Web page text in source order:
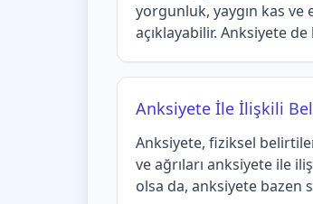
yorgunluk, yaygın kas ve
açıklayabilir. Anksiyete
Anksiyete İle İlişkili
Anksiyete, fiziksel
ve ağrıları anksiyete ile
olsa da, anksiyete bazen